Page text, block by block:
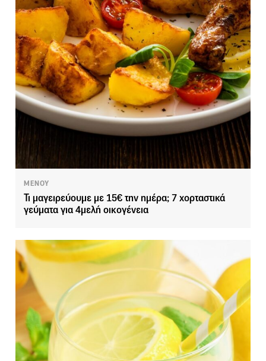
ΜΕΝΟΥ
Τι μαγειρεύουμε με 15€ την ημέρα; 7 χορταστικά
γεύματα για 4μελή οικογένεια